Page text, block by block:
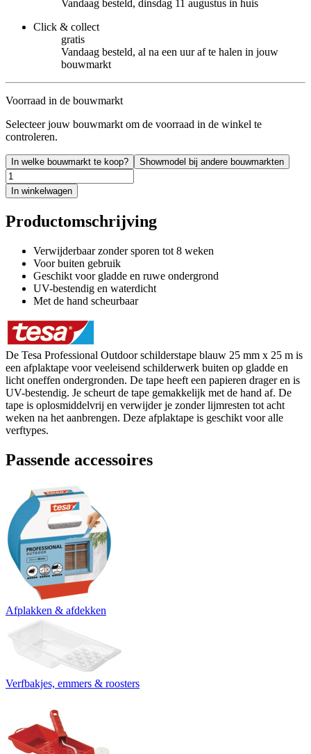
Vandaag besteld, dinsdag 11 augustus in huis
Click & collect
gratis
Vandaag besteld, al na een uur af te halen in jouw
bouwmarkt
Voorraad in de bouwmarkt
Selecteer jouw bouwmarkt om de voorraad in de winkel te
controleren.
In welke bouwmarkt te koop? Showmodel bij andere bouwmarkten
In winkelwagen
Productomschrijving
Verwijderbaar zonder sporen tot 8 weken
Voor buiten gebruik
Geschikt voor gladde en ruwe ondergrond
UV-bestendig en waterdicht
Met de hand scheurbaar
De Tesa Professional Outdoor schilderstape blauw 25 mm x 25 m is
een afplaktape voor veeleisend schilderwerk buiten op gladde en
licht oneffen ondergronden. De tape heeft een papieren drager en is
UV-bestendig. Je scheurt de tape gemakkelijk met de hand af. De
tape is oplosmiddelvrij en verwijder je zonder lijmresten tot acht
weken na het aanbrengen. Deze afplaktape is geschikt voor alle
verftypes.
Passende accessoires
Afplakken & afdekken
Verfbakjes, emmers & roosters